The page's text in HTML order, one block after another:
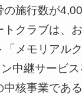
の施行数が
トクラブは、
「メモリアル
中継サービス
中核事業であ